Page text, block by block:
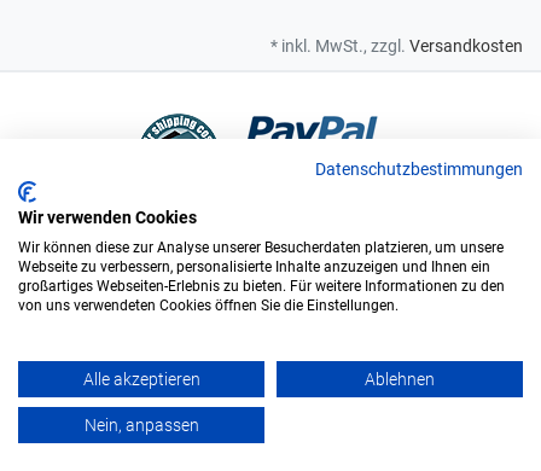
* inkl. MwSt., zzgl. Versandkosten
Bei uns sind Sie in sicheren Händen
Vinopolis GmbH & Co. KG. © Alle Rechte vorbehalten. - ÖKO zertifiziert
Datenschutzbestimmungen
Wir verwenden Cookies
Wir können diese zur Analyse unserer Besucherdaten platzieren, um unsere
Webseite zu verbessern, personalisierte Inhalte anzuzeigen und Ihnen ein
großartiges Webseiten-Erlebnis zu bieten. Für weitere Informationen zu den
von uns verwendeten Cookies öffnen Sie die Einstellungen.
Alle akzeptieren Ablehnen
Nein, anpassen